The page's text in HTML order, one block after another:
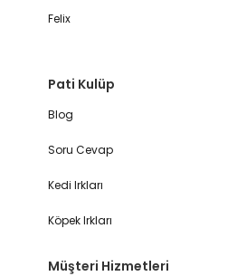
Felix
Pati Kulüp
Blog
Soru Cevap
Kedi Irkları
Köpek Irkları
Müşteri Hizmetleri